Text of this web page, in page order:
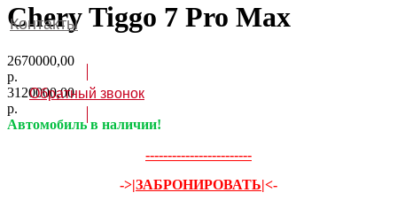
Контакты
Обратный звонок
Chery Tiggo 7 Pro Max
2670000,00
р.
3120000,00
р.
Автомобиль в наличии!
------------------------
->|ЗАБРОНИРОВАТЬ|<-